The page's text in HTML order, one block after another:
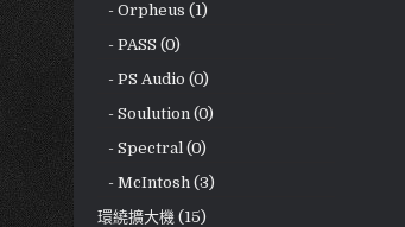
- Orpheus (1)
- PASS (0)
- PS Audio (0)
- Soulution (0)
- Spectral (0)
- McIntosh (3)
環繞擴大機 (15)